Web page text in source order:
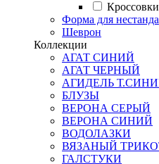
Кроссовки
Форма для
Шеврон
Коллекции
АГАТ СИНИЙ
АГАТ ЧЕРНЫЙ
АГИДЕЛЬ
БЛУЗЫ
ВЕРОНА СЕРЫЙ
ВЕРОНА СИНИЙ
ВОДОЛАЗКИ
ВЯЗАНЫЙ
ГАЛСТУКИ